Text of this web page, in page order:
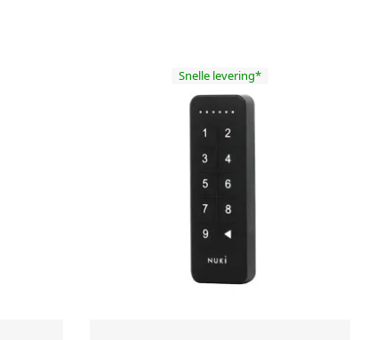
Snelle levering*